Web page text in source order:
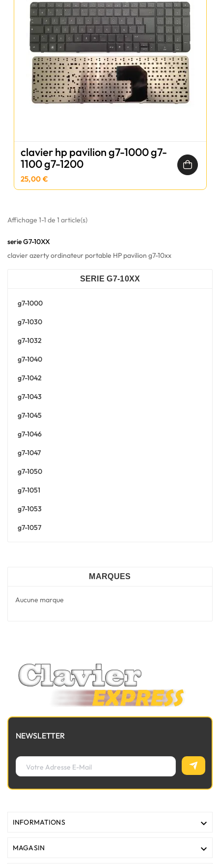
clavier hp pavilion g7-1000 g7-
1100 g7-1200
25,00 €
Affichage 1-1 de 1 article(s)
serie G7-10XX
clavier azerty ordinateur portable HP pavilion g7-10xx
SERIE G7-10XX
g7-1000
g7-1030
g7-1032
g7-1040
g7-1042
g7-1043
g7-1045
g7-1046
g7-1047
g7-1050
g7-1051
g7-1053
g7-1057
MARQUES
Aucune marque
NEWSLETTER
INFORMATIONS 
MAGASIN 